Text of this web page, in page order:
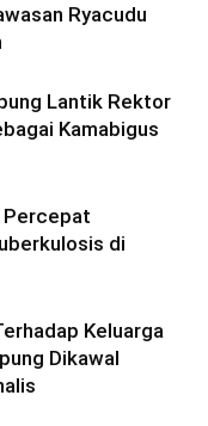
Ryacudu
Lantik Rektor
Kamabigus
Percepat
di
Keluarga
Dikawal